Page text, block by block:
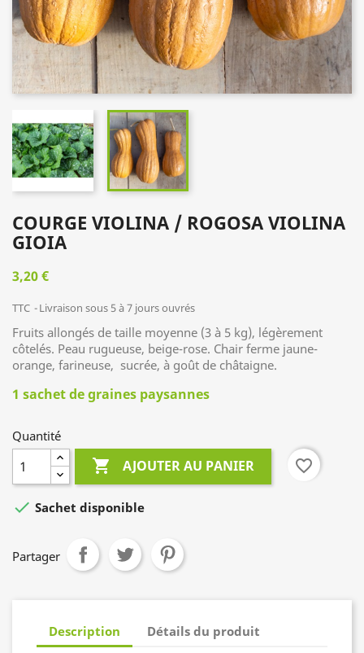
COURGE VIOLINA / ROGOSA VIOLINA
GIOIA
3,20 €
TTC Livraison sous 5 à 7 jours ouvrés
Fruits allongés de taille moyenne (3 à 5 kg), légèrement
côtelés. Peau rugueuse, beige-rose. Chair ferme jaune-
orange, farineuse, sucrée, à goût de châtaigne.
1 sachet de graines paysannes
Quantité
 AJOUTER AU PANIER favorite_border
 Sachet disponible
Partager
Description Détails du produit